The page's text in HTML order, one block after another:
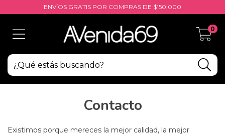
ENVÍOS GRATIS POR COMPRAS DE $150.000
0
Contacto
Existimos porque mereces la mejor calidad, la mejor